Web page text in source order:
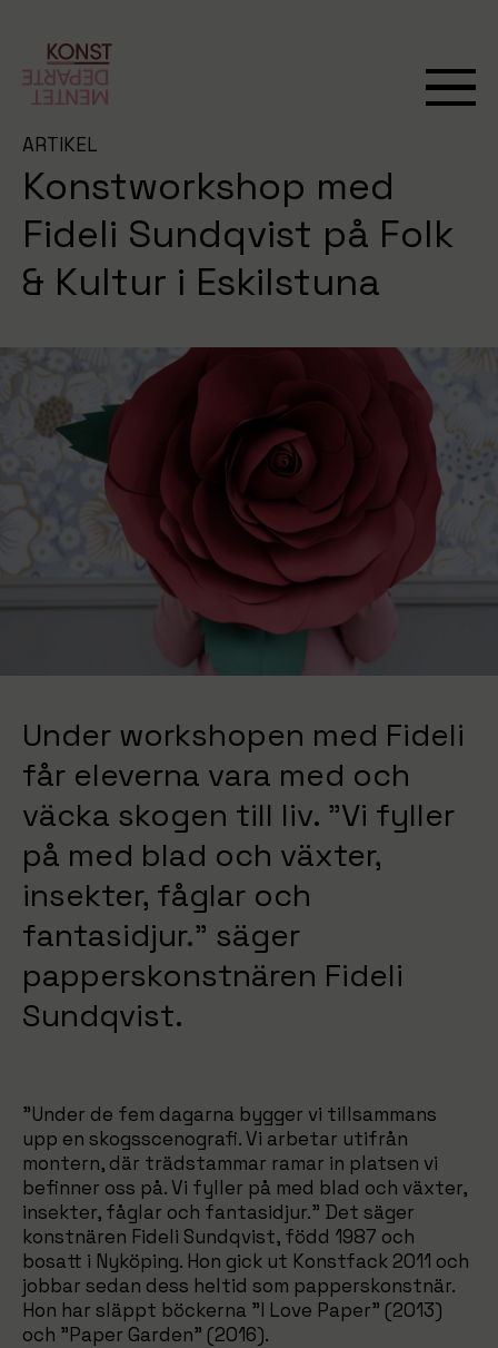
ARTIKEL
Konstworkshop med
Fideli Sundqvist på Folk
& Kultur i Eskilstuna
Under workshopen med Fideli
får eleverna vara med och
väcka skogen till liv. ”Vi fyller
på med blad och växter,
insekter, fåglar och
fantasidjur.” säger
papperskonstnären Fideli
Sundqvist.
”Under de fem dagarna bygger vi tillsammans
upp en skogsscenografi. Vi arbetar utifrån
montern, där trädstammar ramar in platsen vi
befinner oss på. Vi fyller på med blad och växter,
insekter, fåglar och fantasidjur.” Det säger
konstnären Fideli Sundqvist, född 1987 och
bosatt i Nyköping. Hon gick ut Konstfack 2011 och
jobbar sedan dess heltid som papperskonstnär.
Hon har släppt böckerna ”I Love Paper” (2013)
och ”Paper Garden” (2016).